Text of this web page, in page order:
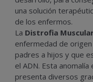
una solución
de los enfermos.
La Distrofia
enfermedad de
padres a hijos y que
el ADN. Esta
presenta diversos